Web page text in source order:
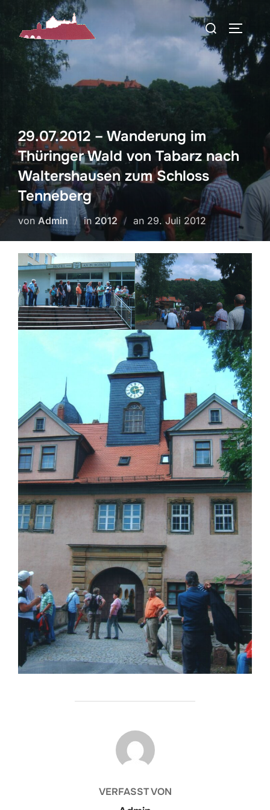
springen
Suchen
nach:
29.07.2012 – Wanderung im
Thüringer Wald von Tabarz nach
Waltershausen zum Schloss
Tenneberg
von Admin in 2012 an Veröffentlicht
29. Juli 2012
BEITRAGSAUTOR
VERFASST VON